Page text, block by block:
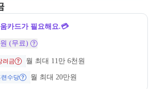
제 관련 정보를 안내한다. 필요 시 정부지원 과
카드가 필요해요.💳
(무료)
려금 월 최대 11만 6천원
수당 월 최대 20만원